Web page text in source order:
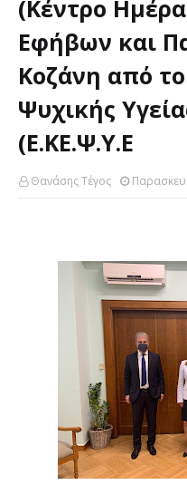
(Κέντρο
Εφήβων και
Κοζάνη από
Ψυχικής
(Ε.ΚΕ.Ψ.Υ.Ε
Θανάσης Τέγος